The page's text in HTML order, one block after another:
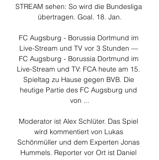
STREAM sehen: So wird die Bundesliga
übertragen. Goal. 18. Jan.
FC Augsburg - Borussia Dortmund im
Live-Stream und TV vor 3 Stunden —
FC Augsburg - Borussia Dortmund im
Live-Stream und TV: FCA heute am 15.
Spieltag zu Hause gegen BVB. Die
heutige Partie des FC Augsburg und
von ...
Moderator ist Alex Schlüter. Das Spiel
wird kommentiert von Lukas
Schönmüller und dem Experten Jonas
Hummels. Reporter vor Ort ist Daniel